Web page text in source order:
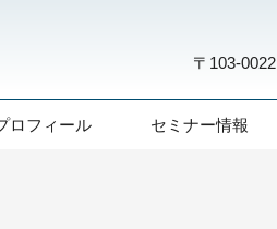
〒103-0022
ロフィール セミナー情報